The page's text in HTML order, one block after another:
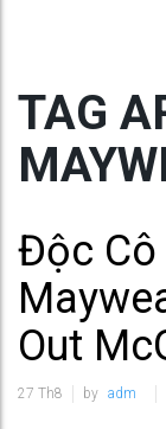
TAG
Độc Cô
Out
27 Th8 by adm